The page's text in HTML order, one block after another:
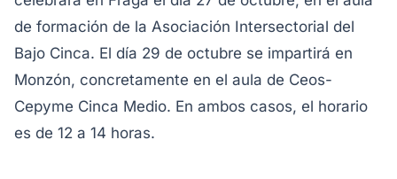
de formación de la Asociación Intersectorial del
Bajo Cinca. El día 29 de octubre se impartirá en
Monzón, concretamente en el aula de Ceos-
Cepyme Cinca Medio. En ambos casos, el horario
es de 12 a 14 horas.